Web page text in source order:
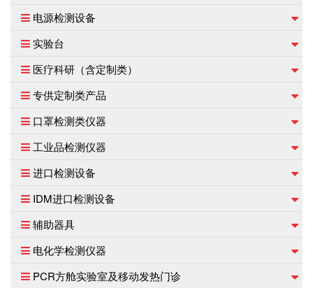
电源检测设备
实验台
医疗科研（含定制类）
专供定制类产品
口罩检测类仪器
工业品检测仪器
进口检测设备
IDM进口检测设备
辅助器具
电化学检测仪器
PCR方舱实验室及移动发热门诊